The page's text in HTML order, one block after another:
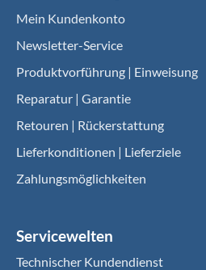
Mein Kundenkonto
Newsletter-Service
Produktvorführung | Einweisung
Reparatur | Garantie
Retouren | Rückerstattung
Lieferkonditionen | Lieferziele
Zahlungsmöglichkeiten
Servicewelten
Technischer Kundendienst